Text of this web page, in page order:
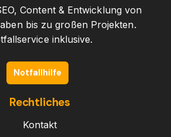
Content & Entwicklung von
bis zu großen Projekten.
inklusive.
Notfallhilfe
Rechtliches
Kontakt